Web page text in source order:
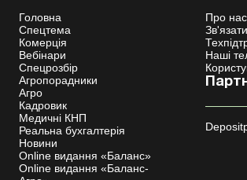
Головна
Спецтема
Комерція
Вебінари
Спецрозбір
Агропорадники
Агро
Кадровик
Медичні КНП
Реальна бухгалтерія
Новини
Online видання «Баланс»
Online видання «Баланс-
Про нас
Наші